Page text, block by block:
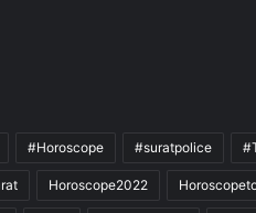
#Horoscope #suratpolice
Horoscope2022